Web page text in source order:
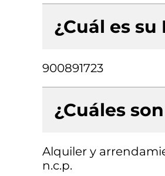
¿Cuál es su
900891723
¿Cuáles
Alquiler y
n.c.p.